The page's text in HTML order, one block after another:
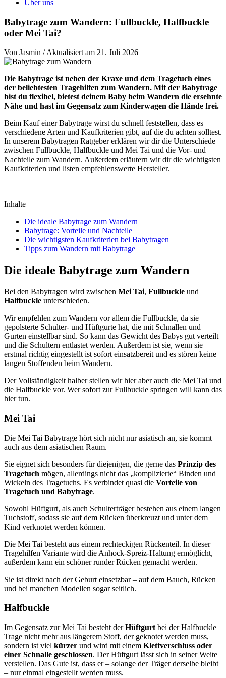
Über uns
Babytrage zum Wandern: Fullbuckle, Halfbuckle
oder Mei Tai?
Von Jasmin / Aktualisiert am 21. Juli 2026
Die Babytrage ist neben der Kraxe und dem Tragetuch eines
der beliebtesten Tragehilfen zum Wandern. Mit der Babytrage
bist du flexibel, bietest deinem Baby beim Wandern die ersehnte
Nähe und hast im Gegensatz zum Kinderwagen die Hände frei.
Beim Kauf einer Babytrage wirst du schnell feststellen, dass es
verschiedene Arten und Kaufkriterien gibt, auf die du achten solltest.
In unserem Babytragen Ratgeber erklären wir dir die Unterschiede
zwischen Fullbuckle, Halfbuckle und Mei Tai und die Vor- und
Nachteile zum Wandern. Außerdem erläutern wir dir die wichtigsten
Kaufkriterien und listen empfehlenswerte Hersteller.
Inhalte
Die ideale Babytrage zum Wandern
Babytrage: Vorteile und Nachteile
Die wichtigsten Kaufkriterien bei Babytragen
Tipps zum Wandern mit Babytrage
Die ideale Babytrage zum Wandern
Bei den Babytragen wird zwischen Mei Tai, Fullbuckle und
Halfbuckle unterschieden.
Wir empfehlen zum Wandern vor allem die Fullbuckle, da sie
gepolsterte Schulter- und Hüftgurte hat, die mit Schnallen und
Gurten einstellbar sind. So kann das Gewicht des Babys gut verteilt
und die Schultern entlastet werden. Außerdem ist sie, wenn sie
erstmal richtig eingestellt ist sofort einsatzbereit und es stören keine
langen Stoffenden beim Wandern.
Der Vollständigkeit halber stellen wir hier aber auch die Mei Tai und
die Halfbuckle vor. Wer sofort zur Fullbuckle springen will kann das
hier tun.
Mei Tai
Die Mei Tai Babytrage hört sich nicht nur asiatisch an, sie kommt
auch aus dem asiatischen Raum.
Sie eignet sich besonders für diejenigen, die gerne das Prinzip des
Tragetuch mögen, allerdings nicht das „komplizierte“ Binden und
Wickeln des Tragetuchs. Es verbindet quasi die Vorteile von
Tragetuch und Babytrage.
Sowohl Hüftgurt, als auch Schulterträger bestehen aus einem langen
Tuchstoff, sodass sie auf dem Rücken überkreuzt und unter dem
Kind verknotet werden können.
Die Mei Tai besteht aus einem rechteckigen Rückenteil. In dieser
Tragehilfen Variante wird die Anhock-Spreiz-Haltung ermöglicht,
außerdem kann ein schöner runder Rücken gemacht werden.
Sie ist direkt nach der Geburt einsetzbar – auf dem Bauch, Rücken
und bei manchen Modellen sogar seitlich.
Halfbuckle
Im Gegensatz zur Mei Tai besteht derHüftgurt bei der Halfbuckle
Trage nicht mehr aus längerem Stoff, der geknotet werden muss,
sondern ist viel kürzer und wird mit einem Klettverschluss oder
einer Schnalle geschlossen. Der Hüftgurt lässt sich in seiner Weite
verstellen. Das Gute ist, dass er – solange der Träger derselbe bleibt
– nur einmal eingestellt werden muss.